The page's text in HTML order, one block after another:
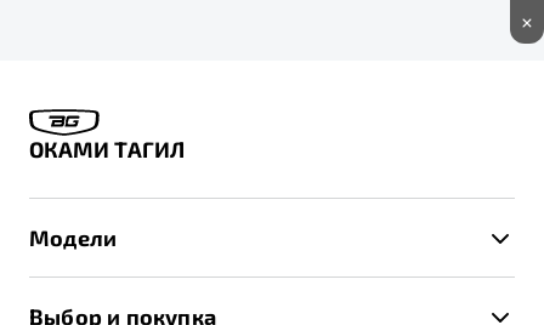
ОКАМИ ТАГИЛ
Модели
Выбор и покупка